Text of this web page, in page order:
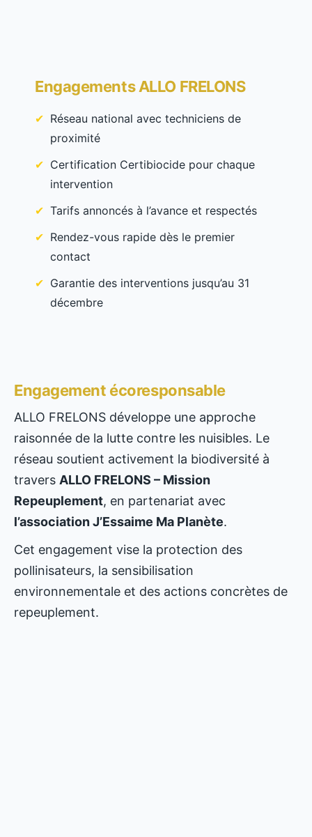
Engagements ALLO FRELONS
Réseau national avec techniciens de
proximité
Certification Certibiocide pour chaque
intervention
Tarifs annoncés à l’avance et respectés
Rendez-vous rapide dès le premier
contact
Garantie des interventions jusqu’au 31
décembre
Engagement écoresponsable
ALLO FRELONS développe une approche
raisonnée de la lutte contre les nuisibles. Le
réseau soutient activement la biodiversité à
travers ALLO FRELONS – Mission
Repeuplement, en partenariat avec
l’association J’Essaime Ma Planète.
Cet engagement vise la protection des
pollinisateurs, la sensibilisation
environnementale et des actions concrètes de
repeuplement.